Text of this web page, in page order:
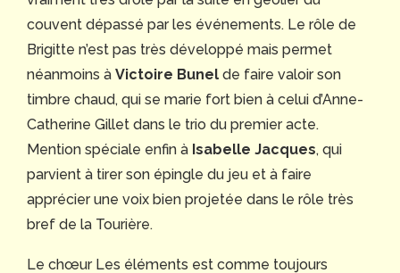
couvent dépassé par les événements. Le rôle de
Brigitte n’est pas très développé mais permet
néanmoins à Victoire Bunel de faire valoir son
timbre chaud, qui se marie fort bien à celui d’Anne-
Catherine Gillet dans le trio du premier acte.
Mention spéciale enfin à Isabelle Jacques, qui
parvient à tirer son épingle du jeu et à faire
apprécier une voix bien projetée dans le rôle très
bref de la Tourière.
Le chœur Les éléments est comme toujours